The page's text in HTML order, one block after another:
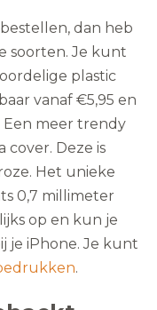
dan heb
soorten. Je kunt
plastic
vanaf €5,95 en
meer trendy
cover. Deze is
Het unieke
0,7 millimeter
op en kun je
je iPhone. Je kunt
.